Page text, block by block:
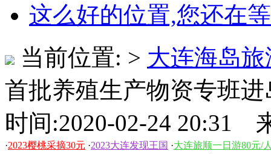
这么好的位置,您还在
当前位置: > 大连海岛旅
首批养殖生产物资专班进
时间:2020-02-24
·2023樱桃采摘30元 ·2023大连发现王国 ·大连旅顺一日游80元/